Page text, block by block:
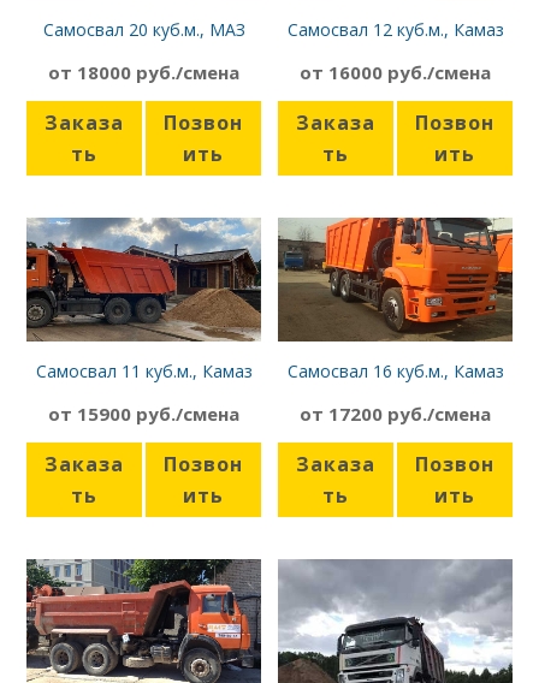
Самосвал 20 куб.м., МАЗ
от 18000 руб./смена
Заказа
ть
Позвон
ить
Самосвал 12 куб.м., Камаз
от 16000 руб./смена
Заказа
ть
Позвон
ить
Самосвал 11 куб.м., Камаз
от 15900 руб./смена
Заказа
ть
Позвон
ить
Самосвал 16 куб.м., Камаз
от 17200 руб./смена
Заказа
ть
Позвон
ить